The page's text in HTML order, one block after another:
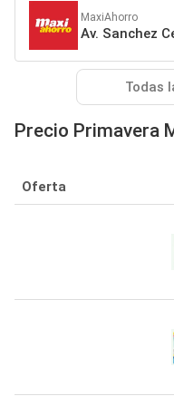
MaxiAhorro
Av. Sanchez
Todas
Precio Primavera
Oferta